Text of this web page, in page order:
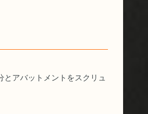
アバットメントをスクリュ